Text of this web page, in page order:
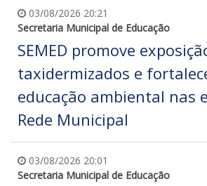
03/08/2026 20:21
Secretaria Municipal de Educação
SEMED promove
taxidermizados e
educação ambiental nas
Rede Municipal
03/08/2026 20:01
Secretaria Municipal de Educação